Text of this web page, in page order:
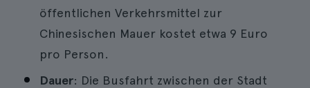
öffentlichen Verkehrsmittel zur
Chinesischen Mauer kostet etwa 9 Euro
pro Person.
Dauer: Die Busfahrt zwischen der Stadt